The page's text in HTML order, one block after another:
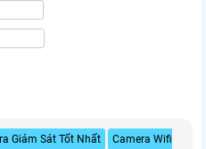
Giám Sát Tốt Nhất
Camera Wifi